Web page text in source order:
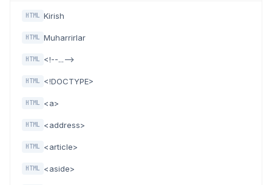
HTML Kirish
HTML Muharrirlar
HTML <!--...-->
HTML <!DOCTYPE>
HTML <a>
HTML <address>
HTML <article>
HTML <aside>